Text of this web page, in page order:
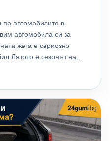
по автомобилите в
автомобила си за
жега е сериозно
Лятото е сезонът на
към морето,
температури обаче
те поставят на сериозно
автомобила. Всяка
именно през
на двигателя,